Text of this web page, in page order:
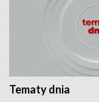
Tematy dnia